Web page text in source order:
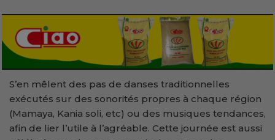
S’en mêlent des pas de danses traditionnelles
exécutés sur des sonorités propres à chaque région
(Mamaya, Kania soli, etc) ou des musiques tendances,
afin de lier l’utile à l’agréable. Cette journée est aussi